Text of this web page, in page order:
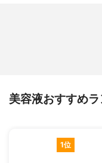
美容液おすすめ
1位